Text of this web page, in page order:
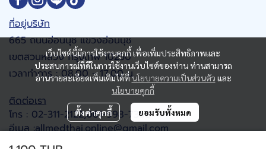
เว็บไซต์นี้มีการใช้งานคุกกี้ เพื่อเพิ่มประสิทธิภาพและ
ประสบการณ์ที่ดีในการใช้งานเว็บไซต์ของท่าน ท่านสามารถ
อ่านรายละเอียดเพิ่มเติมได้ที่นโยบายความเป็นส่วนตัว และ
นโยบายคุกกี้
ตั้งค่าคุกกี้ ยอมรับทั้งหมด
ที่อยู่บริษัท
665 ถนนอ่อนนุช แขวงอ่อนนุช
เขตสวนหลวง กรุงเทพ 10250
เวลาทำการ : 08.00 - 17.00 น.
ติดต่อเรา
โทร : 02-311-2122,061-998-7368
อีเมล :allmedthai.online@gmail.com
Google map